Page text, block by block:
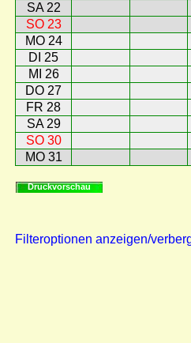
SA 22
SO 23
MO 24
DI 25
MI 26
DO 27
FR 28
SA 29
SO 30
MO 31
Druckvorschau
Filteroptionen anzeigen/